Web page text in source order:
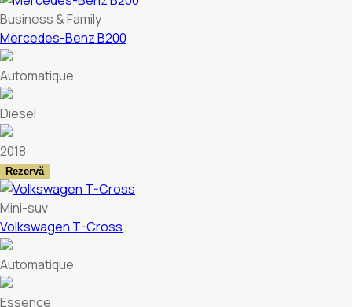
Business & Family
Mercedes-Benz B200
Automatique
Diesel
2018
Rezervă
Mini-suv
Volkswagen T-Cross
Automatique
Essence